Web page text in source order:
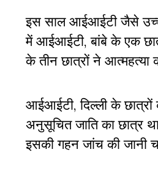
इस साल आईआईटी जैसे उच्च
में आईआईटी, बांबे के एक
के तीन छात्रों ने
आईआईटी, दिल्ली के
अनुसूचित जाति का छात्र
इसकी गहन जांच की जानी